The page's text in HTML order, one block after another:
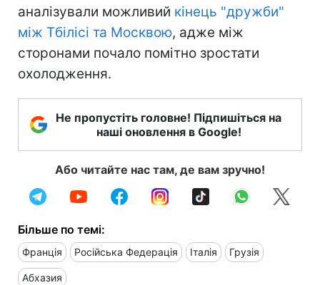
аналізували можливий кінець "дружби"
між Тбілісі та Москвою, адже між
сторонами почало помітно зростати
охолодження.
Не пропустіть головне! Підпишіться на
наші оновлення в Google!
Або читайте нас там, де вам зручно!
Більше по темі:
Франція Російська Федерація Італія Грузія
Абхазия